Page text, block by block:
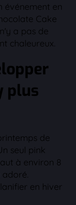
événement en
Cake
a pas de
chaleureux.
plus
de
seul pink
à environ 8
en hiver